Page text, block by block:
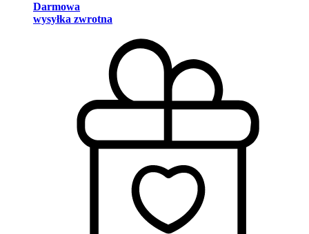
Darmowa
wysyłka zwrotna